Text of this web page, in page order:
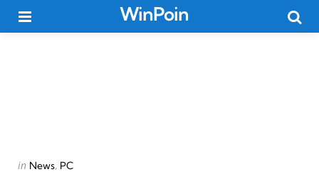
WinPoin
Categories
Posted
in News PC